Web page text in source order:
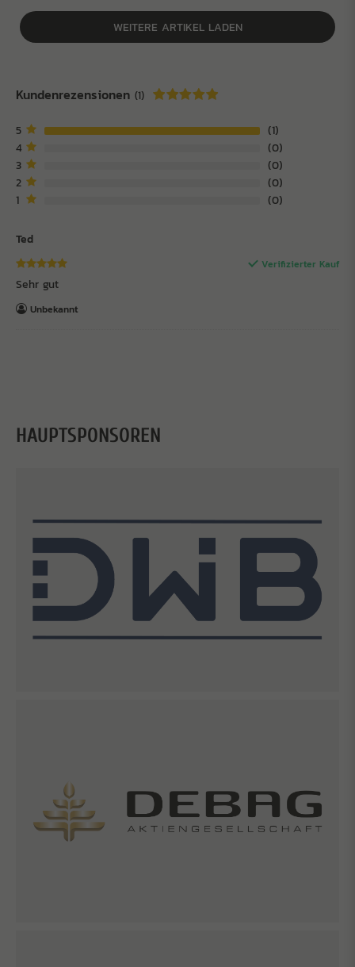
WEITERE ARTIKEL LADEN
Kundenrezensionen (1)
5
1
4
0
3
0
2
0
1
0
Ted
Verifizierter Kauf
Sehr gut
Unbekannt
HAUPTSPONSOREN